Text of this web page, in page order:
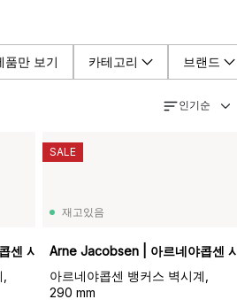
품만 보기 카테고리 브랜드
인기순
센 시계
재고있음
Arne Jacobsen | 아르네야콥센
아르네야콥센 뱅커스 벽시계,
290 mm
SALE